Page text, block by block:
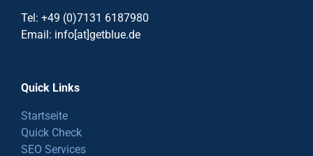
Tel: +49 (0)7131 6187980
Email: info[at]getblue.de
Quick Links
Startseite
Quick Check
SEO Services